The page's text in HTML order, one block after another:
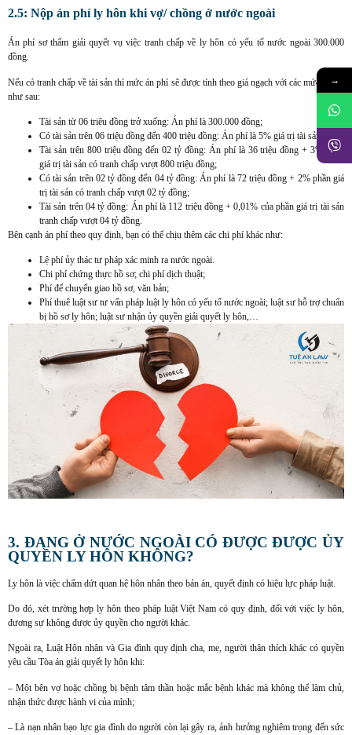
2.5: Nộp án phí ly hôn khi vợ/ chồng ở nước ngoài
Án phí sơ thẩm giải quyết vụ việc tranh chấp về ly hôn có yếu tố nước ngoài 300.000
đồng.
Nếu có tranh chấp về tài sản thì mức án phí sẽ được tính theo giá ngạch với các mức cụ thể
như sau:
Tài sản từ 06 triệu đồng trở xuống: Án phí là 300.000 đồng;
Có tài sản trên 06 triệu đồng đến 400 triệu đồng: Án phí là 5% giá trị tài sản;
Tài sản trên 800 triệu đồng đến 02 tỷ đồng: Án phí là 36 triệu đồng + 3% phần
giá trị tài sản có tranh chấp vượt 800 triệu đồng;
Có tài sản trên 02 tỷ đồng đến 04 tỷ đồng: Án phí là 72 triệu đồng + 2% phần giá
trị tài sản có tranh chấp vượt 02 tỷ đồng;
Tài sản trên 04 tỷ đồng: Án phí là 112 triệu đồng + 0,01% của phần giá trị tài sản
tranh chấp vượt 04 tỷ đồng.
Bên cạnh án phí theo quy định, bạn có thể chịu thêm các chi phí khác như:
Lệ phí ủy thác tư pháp xác minh ra nước ngoài.
Chi phí chứng thực hồ sơ; chi phí dịch thuật;
Phí để chuyển giao hồ sơ, văn bản;
Phí thuê luật sư tư vấn pháp luật ly hôn có yếu tố nước ngoài; luật sư hỗ trợ chuẩn
bị hồ sơ ly hôn; luật sư nhận ủy quyền giải quyết ly hôn,…
3. ĐANG Ở NƯỚC NGOÀI CÓ ĐƯỢC ĐƯỢC ỦY
QUYỀN LY HÔN KHÔNG?
Ly hôn là việc chấm dứt quan hệ hôn nhân theo bản án, quyết định có hiệu lực pháp luật.
Do đó, xét trường hợp ly hôn theo pháp luật Việt Nam có quy định, đối với việc ly hôn,
đương sự không được ủy quyền cho người khác.
Ngoài ra, Luật Hôn nhân và Gia đình quy định cha, mẹ, người thân thích khác có quyền
yêu cầu Tòa án giải quyết ly hôn khi:
– Một bên vợ hoặc chồng bị bệnh tâm thần hoặc mắc bệnh khác mà không thể làm chủ,
nhận thức được hành vi của mình;
– Là nạn nhân bạo lực gia đình do người còn lại gây ra, ảnh hưởng nghiêm trọng đến sức
→